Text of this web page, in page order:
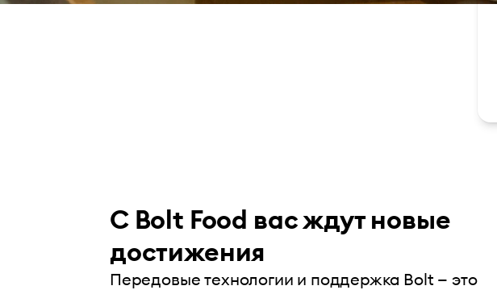
С Bolt Food вас ждут новые
достижения
Передовые технологии и поддержка Bolt — это